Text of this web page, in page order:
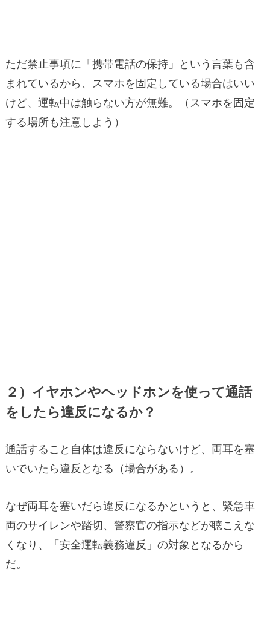
ただ禁止事項に「携帯電話の保持」という言葉も含
まれているから、スマホを固定している場合はいい
けど、運転中は触らない方が無難。（スマホを固定
する場所も注意しよう）
２）イヤホンやヘッドホンを使って通話
をしたら違反になるか？
通話すること自体は違反にならないけど、両耳を塞
いでいたら違反となる（場合がある）。
なぜ両耳を塞いだら違反になるかというと、緊急車
両のサイレンや踏切、警察官の指示などが聴こえな
くなり、「安全運転義務違反」の対象となるから
だ。